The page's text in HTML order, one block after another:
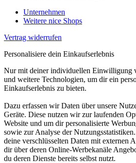
Unternehmen
Weitere nice Shops
Vertrag widerrufen
Personalisiere dein Einkaufserlebnis
Nur mit deiner individuellen Einwilligung
und weitere Technologien, um dir ein
Einkaufserlebnis zu bieten.
Dazu erfassen wir Daten über unsere
Geräte. Diese nutzen wir zur laufenden
Website und um dir personalisierte
sowie zur Analyse der
deine verschlüsselten Daten mit externen
dir über deren Online-Werbekanäle
du deren Dienste bereits selbst nutzt.